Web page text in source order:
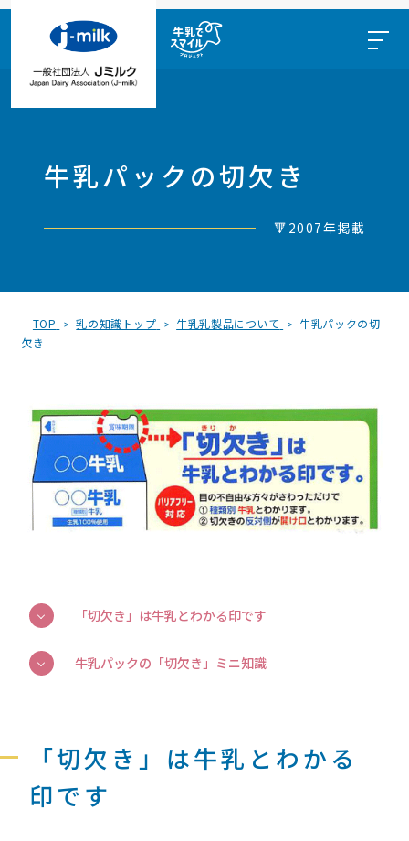
牛乳パックの切欠き
🔻2007年掲載
TOP 乳の知識トップ 牛乳乳製品について
牛乳パックの切
欠き
「切欠き」は牛乳とわかる印です
牛乳パックの「切欠き」ミニ知識
「切欠き」は牛乳とわかる
印です